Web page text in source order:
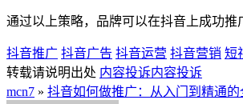
通过以上策略，品牌可以在抖音上成功推
抖音推广 抖音广告 抖音运营 抖音营销 短
转载请说明出处 内容投诉内容投诉
mcn7 » 抖音如何做推广：从入门到精通的